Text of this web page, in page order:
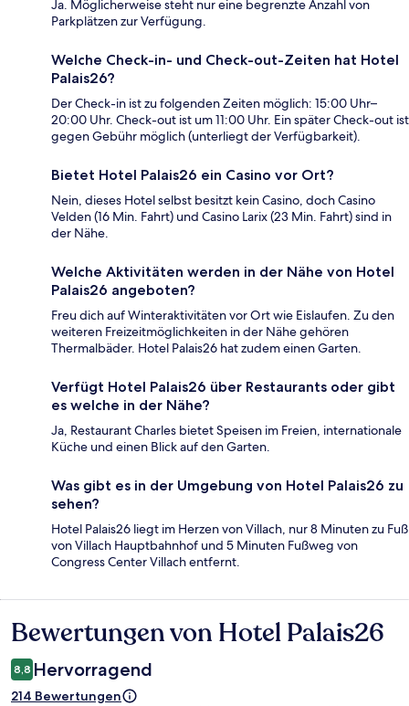
Ja. Möglicherweise steht nur eine begrenzte Anzahl von
Parkplätzen zur Verfügung.
Welche Check-in- und Check-out-Zeiten hat Hotel
Palais26?
Der Check-in ist zu folgenden Zeiten möglich: 15:00 Uhr–
20:00 Uhr. Check-out ist um 11:00 Uhr. Ein später Check-out ist
gegen Gebühr möglich (unterliegt der Verfügbarkeit).
Bietet Hotel Palais26 ein Casino vor Ort?
Nein, dieses Hotel selbst besitzt kein Casino, doch Casino
Velden (16 Min. Fahrt) und Casino Larix (23 Min. Fahrt) sind in
der Nähe.
Welche Aktivitäten werden in der Nähe von Hotel
Palais26 angeboten?
Freu dich auf Winteraktivitäten vor Ort wie Eislaufen. Zu den
weiteren Freizeitmöglichkeiten in der Nähe gehören
Thermalbäder. Hotel Palais26 hat zudem einen Garten.
Verfügt Hotel Palais26 über Restaurants oder gibt
es welche in der Nähe?
Ja, Restaurant Charles bietet Speisen im Freien, internationale
Küche und einen Blick auf den Garten.
Was gibt es in der Umgebung von Hotel Palais26 zu
sehen?
Hotel Palais26 liegt im Herzen von Villach, nur 8 Minuten zu Fuß
von Villach Hauptbahnhof und 5 Minuten Fußweg von
Congress Center Villach entfernt.
Bewertungen
Bewertungen von Hotel Palais26
8,8 Hervorragend
214 Bewertungen